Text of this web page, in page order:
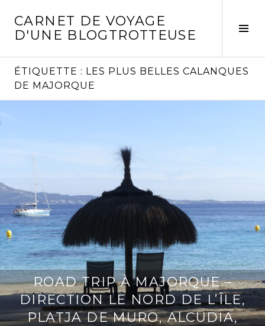
contenu
CARNET DE VOYAGE
D'UNE BLOGTROTTEUSE
ÉTIQUETTE : LES PLUS BELLES CALANQUES
DE MAJORQUE
ROAD TRIP À MAJORQUE –
DIRECTION LE NORD DE L’ÎLE,
PLATJA DE MURO, ALCUDIA,